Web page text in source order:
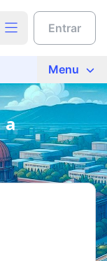
Entrar
Menu
a